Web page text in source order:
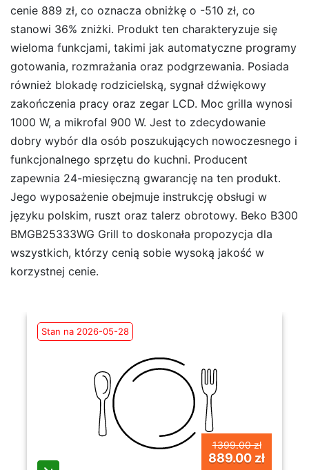
cenie 889 zł, co oznacza obniżkę o -510 zł, co
stanowi 36% zniżki. Produkt ten charakteryzuje się
wieloma funkcjami, takimi jak automatyczne programy
gotowania, rozmrażania oraz podgrzewania. Posiada
również blokadę rodzicielską, sygnał dźwiękowy
zakończenia pracy oraz zegar LCD. Moc grilla wynosi
1000 W, a mikrofal 900 W. Jest to zdecydowanie
dobry wybór dla osób poszukujących nowoczesnego i
funkcjonalnego sprzętu do kuchni. Producent
zapewnia 24-miesięczną gwarancję na ten produkt.
Jego wyposażenie obejmuje instrukcję obsługi w
języku polskim, ruszt oraz talerz obrotowy. Beko B300
BMGB25333WG Grill to doskonała propozycja dla
wszystkich, którzy cenią sobie wysoką jakość w
korzystnej cenie.
Stan na 2026-05-28
1399.00 zł
889.00 zł